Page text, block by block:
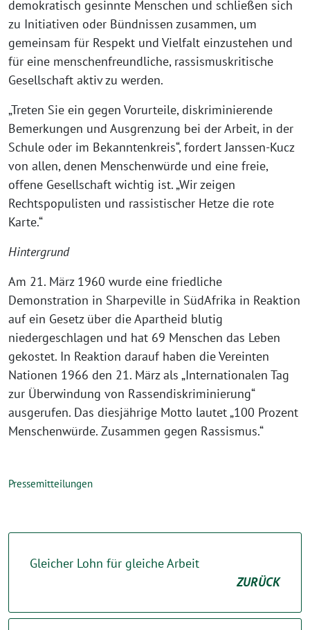
demokratisch gesinnte Menschen und schließen sich
zu Initiativen oder Bündnissen zusammen, um
gemeinsam für Respekt und Vielfalt einzustehen und
für eine menschenfreundliche, rassismuskritische
Gesellschaft aktiv zu werden.
„Treten Sie ein gegen Vorurteile, diskriminierende
Bemerkungen und Ausgrenzung bei der Arbeit, in der
Schule oder im Bekanntenkreis“, fordert Janssen-Kucz
von allen, denen Menschenwürde und eine freie,
offene Gesellschaft wichtig ist. „Wir zeigen
Rechtspopulisten und rassistischer Hetze die rote
Karte.“
Hintergrund
Am 21. März 1960 wurde eine friedliche
Demonstration in Sharpeville in SüdAfrika in Reaktion
auf ein Gesetz über die Apartheid blutig
niedergeschlagen und hat 69 Menschen das Leben
gekostet. In Reaktion darauf haben die Vereinten
Nationen 1966 den 21. März als „Internationalen Tag
zur Überwindung von Rassendiskriminierung“
ausgerufen. Das diesjährige Motto lautet „100 Prozent
Menschenwürde. Zusammen gegen Rassismus.“
Pressemitteilungen
Gleicher Lohn für gleiche Arbeit
ZURÜCK